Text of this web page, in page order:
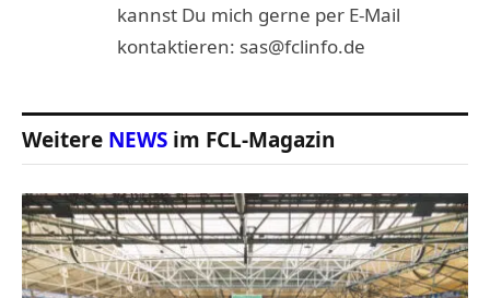
kannst Du mich gerne per E-Mail
kontaktieren: sas@fclinfo.de
Weitere NEWS im FCL-Magazin